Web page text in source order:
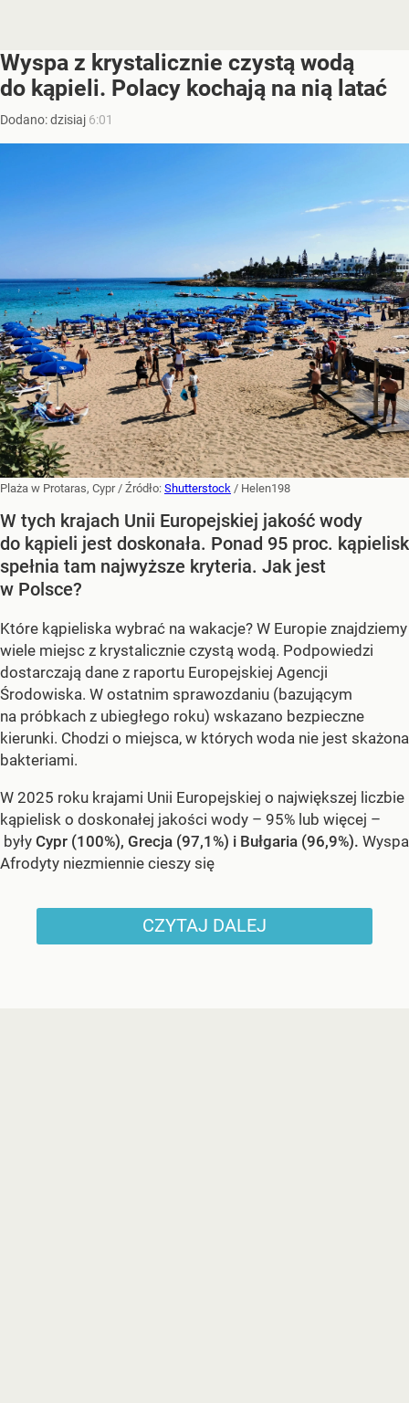
Wyspa z krystalicznie czystą wodą
do kąpieli. Polacy kochają na nią latać
Dodano:dzisiaj 6:01
Plaża w Protaras, Cypr / Źródło: Shutterstock / Helen198
W tych krajach Unii Europejskiej jakość wody
do kąpieli jest doskonała. Ponad 95 proc. kąpielisk
spełnia tam najwyższe kryteria. Jak jest
w Polsce?
Które kąpieliska wybrać na wakacje? W Europie znajdziemy
wiele miejsc z krystalicznie czystą wodą. Podpowiedzi
dostarczają dane z raportu Europejskiej Agencji
Środowiska. W ostatnim sprawozdaniu (bazującym
na próbkach z ubiegłego roku) wskazano bezpieczne
kierunki. Chodzi o miejsca, w których woda nie jest skażona
bakteriami.
W 2025 roku krajami Unii Europejskiej o największej liczbie
kąpielisk o doskonałej jakości wody – 95% lub więcej –
były Cypr (100%), Grecja (97,1%) i Bułgaria (96,9%). Wyspa
Afrodyty niezmiennie cieszy się
CZYTAJ DALEJ